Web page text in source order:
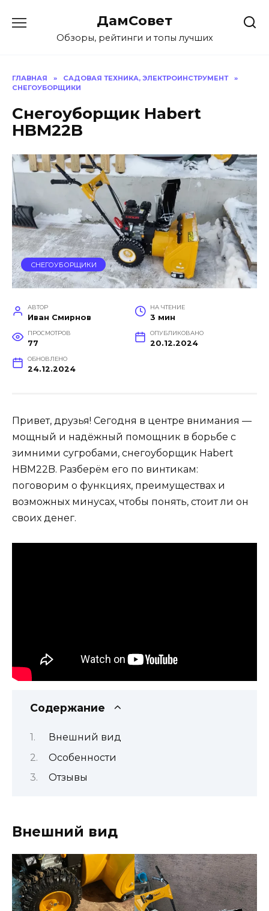
содержанию
ДамСовет
Обзоры, рейтинги и топы лучших
ГЛАВНАЯ » САДОВАЯ ТЕХНИКА, ЭЛЕКТРОИНСТРУМЕНТ
»
СНЕГОУБОРЩИКИ
Снегоуборщик Habert
HBM22B
СНЕГОУБОРЩИКИ
АВТОР
Иван Смирнов
НА ЧТЕНИЕ
3 мин
ПРОСМОТРОВ
77
ОПУБЛИКОВАНО
20.12.2024
ОБНОВЛЕНО
24.12.2024
Привет, друзья! Сегодня в центре внимания —
мощный и надёжный помощник в борьбе с
зимними сугробами, снегоуборщик Habert
HBM22B. Разберём его по винтикам:
поговорим о функциях, преимуществах и
возможных минусах, чтобы понять, стоит ли он
своих денег.
Содержание
Внешний вид
Особенности
Отзывы
Внешний вид